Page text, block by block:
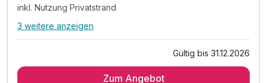
inkl. Nutzung Privatstrand
Alle Inklusivleistungen
2 x reichhaltiges Frühstück vom Buffet
3 weitere anzeigen
Gültig bis 31.12.2026
Zum Angebot